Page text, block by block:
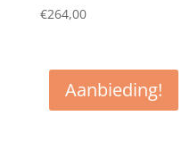
€264,00
Aanbieding!